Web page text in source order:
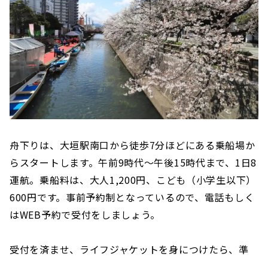
舟下りは、大垣駅南口から徒歩7分ほどにある乗船場か
らスタートします。午前9時代〜午後15時代まで、1日8
運航。乗船料は、大人1,200円、こども（小学生以下）
600円です。事前予約制となっているので、電話もしく
はWEB予約で受付をしましょう。
受付を済ませ、ライフジャケットを身につけたら、準